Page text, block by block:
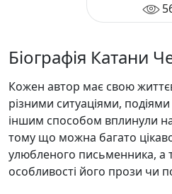
Біографія Катани
Кожен автор має свою
різними ситуаціями,
іншим способом вплинули на
тому що можна багато
улюбленого письменника, а
особливості його прози чи